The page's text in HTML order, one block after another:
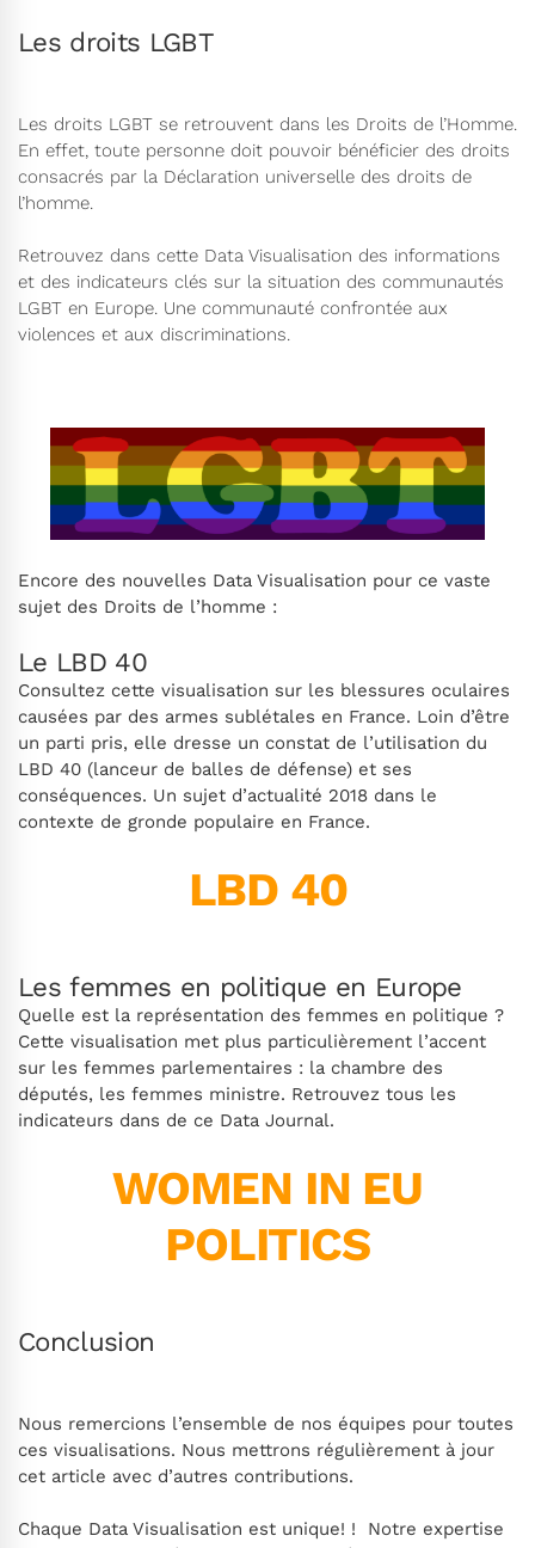
Les droits LGBT
Les droits LGBT se retrouvent dans les Droits de l’Homme.
En effet, toute personne doit pouvoir bénéficier des droits
consacrés par la Déclaration universelle des droits de
l’homme.
Retrouvez dans cette Data Visualisation des informations
et des indicateurs clés sur la situation des communautés
LGBT en Europe. Une communauté confrontée aux
violences et aux discriminations.
Encore des nouvelles Data Visualisation pour ce vaste
sujet des Droits de l’homme :
Le LBD 40
Consultez cette visualisation sur les blessures oculaires
causées par des armes sublétales en France. Loin d’être
un parti pris, elle dresse un constat de l’utilisation du
LBD 40 (lanceur de balles de défense) et ses
conséquences. Un sujet d’actualité 2018 dans le
contexte de gronde populaire en France.
LBD 40
Les femmes en politique en Europe
Quelle est la représentation des femmes en politique ?
Cette visualisation met plus particulièrement l’accent
sur les femmes parlementaires : la chambre des
députés, les femmes ministre. Retrouvez tous les
indicateurs dans de ce Data Journal.
WOMEN IN EU
POLITICS
Conclusion
Nous remercions l’ensemble de nos équipes pour toutes
ces visualisations. Nous mettrons régulièrement à jour
cet article avec d’autres contributions.
Chaque Data Visualisation est unique! ! Notre expertise